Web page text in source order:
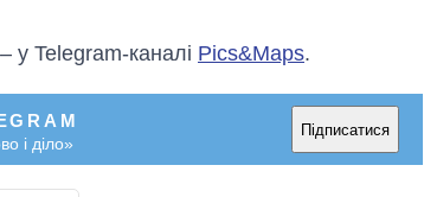
у Telegram-каналі Pics&Maps.
і діло»
Підписатися